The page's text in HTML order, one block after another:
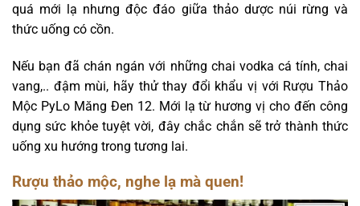
quá mới lạ nhưng độc đáo giữa thảo dược núi rừng và
thức uống có cồn.
Nếu bạn đã chán ngán với những chai vodka cá tính, chai
vang,.. đậm mùi, hãy thử thay đổi khẩu vị với Rượu Thảo
Mộc PyLo Măng Đen 12. Mới lạ từ hương vị cho đến công
dụng sức khỏe tuyệt vời, đây chắc chắn sẽ trở thành thức
uống xu hướng trong tương lai.
Rượu thảo mộc, nghe lạ mà quen!